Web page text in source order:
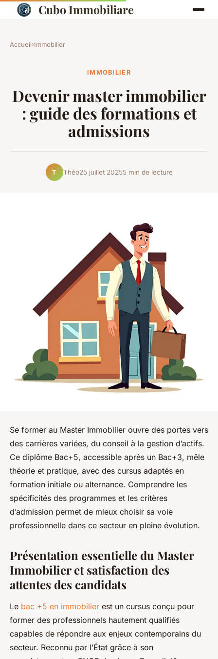
Cubo Immobiliare
Accueil›Immobilier
IMMOBILIER
Devenir master immobilier
: guide des formations et
admissions
T Théo25 juillet 20255 min de lecture
Se former au Master Immobilier ouvre des portes vers
des carrières variées, du conseil à la gestion d’actifs.
Ce diplôme Bac+5, accessible après un Bac+3, mêle
théorie et pratique, avec des cursus adaptés en
formation initiale ou alternance. Comprendre les
spécificités des programmes et les critères
d’admission permet de mieux choisir sa voie
professionnelle dans ce secteur en pleine évolution.
Présentation essentielle du Master
Immobilier et satisfaction des
attentes des candidats
Le bac +5 en immobilier est un cursus conçu pour
former des professionnels hautement qualifiés
capables de répondre aux enjeux contemporains du
secteur. Reconnu par l’État grâce à son